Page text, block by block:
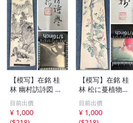
【模写】在銘 桂
林 幽村訪詩図 水
墨山水図 人物 橋
紙本 まくり 132×
32㎝ 古玩 骨董 古
目前出價
¥ 1,000
【模写】在銘 桂
林 松に蔓植物図
花鳥図 松藤図 紙
本 掛軸 まくり 13
1.5×32㎝ 古玩 骨
目前出價
¥ 1,000